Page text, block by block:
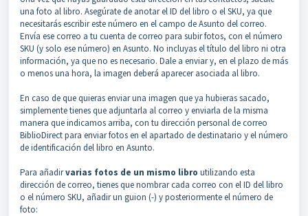
una foto al libro. Asegúrate de anotar el ID del libro o el SKU, ya que
necesitarás escribir este número en el campo de Asunto del correo.
Envía ese correo a tu cuenta de correo para subir fotos, con el número
SKU (y solo ese número) en Asunto. No incluyas el título del libro ni otra
información, ya que no es necesario. Dale a enviar y, en el plazo de más
o menos una hora, la imagen deberá aparecer asociada al libro.
En caso de que quieras enviar una imagen que ya hubieras sacado,
simplemente tienes que adjuntarla al correo y enviarla de la misma
manera que indicamos arriba, con tu dirección personal de correo
BiblioDirect para enviar fotos en el apartado de destinatario y el número
de identificación del libro en Asunto.
Para añadirvarias fotos de un mismo libro utilizando esta
dirección de correo, tienes que nombrar cada correo con el ID del libro
o el número SKU, añadir un guion (-) y posteriormente el número de
foto: